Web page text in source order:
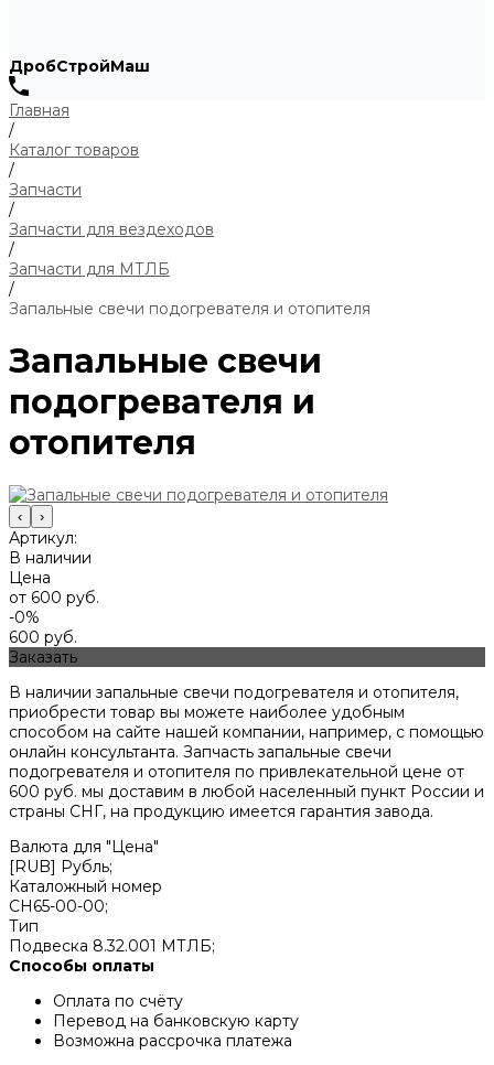
ДробСтройМаш
Главная
/
Каталог товаров
/
Запчасти
/
Запчасти для вездеходов
/
Запчасти для МТЛБ
/
Запальные свечи подогревателя и отопителя
Запальные свечи
подогревателя и
отопителя
‹ ›
Артикул:
В наличии
Цена
от 600 руб.
-0%
600 руб.
Заказать
В наличии запальные свечи подогревателя и отопителя,
приобрести товар вы можете наиболее удобным
способом на сайте нашей компании, например, с помощью
онлайн консультанта. Запчасть запальные свечи
подогревателя и отопителя по привлекательной цене от
600 руб. мы доставим в любой населенный пункт России и
страны СНГ, на продукцию имеется гарантия завода.
Валюта для "Цена"
[RUB] Рубль;
Каталожный номер
СН65-00-00;
Тип
Подвеска 8.32.001 МТЛБ;
Способы оплаты
Оплата по счёту
Перевод на банковскую карту
Возможна рассрочка платежа